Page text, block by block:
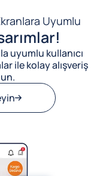
Uyumlu
uyumlu kullanıcı
ile kolay alışveriş